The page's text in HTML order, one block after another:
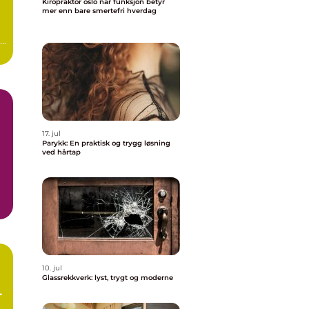
mer enn bare smertefri hverdag
17. jul
Parykk: En praktisk og trygg løsning
ved hårtap
10. jul
Glassrekkverk: lyst, trygt og moderne